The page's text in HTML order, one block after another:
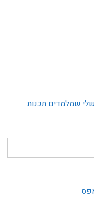
שמלמדים תכנות